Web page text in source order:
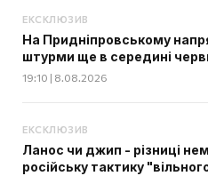
ЕКСКЛЮЗИВ
На Придніпровському
штурми ще в середині
19:10 | 8.08.2026
ЕКСКЛЮЗИВ
Ланос чи джип - різниці
російську тактику